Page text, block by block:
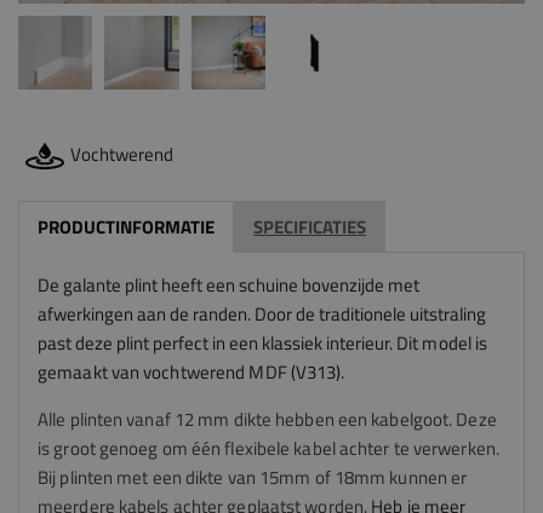
Vochtwerend
PRODUCTINFORMATIE SPECIFICATIES
De galante plint heeft een schuine bovenzijde met
afwerkingen aan de randen. Door de traditionele uitstraling
past deze plint perfect in een klassiek interieur.Dit model is
gemaakt van vochtwerend MDF (V313).
Alle plinten vanaf 12 mm dikte hebben een kabelgoot. Deze
is groot genoeg om één flexibele kabel achter te verwerken.
Bij plinten met een dikte van 15mm of 18mm kunnen er
meerdere kabels achter geplaatst worden.Heb je meer